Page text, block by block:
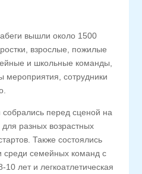
вышли около 1500
взрослые, пожилые
и школьные команды,
мероприятия, сотрудники
собрались перед сценой на
разных возрастных
Также состоялись
среди семейных команд с
10 лет и легкоатлетическая